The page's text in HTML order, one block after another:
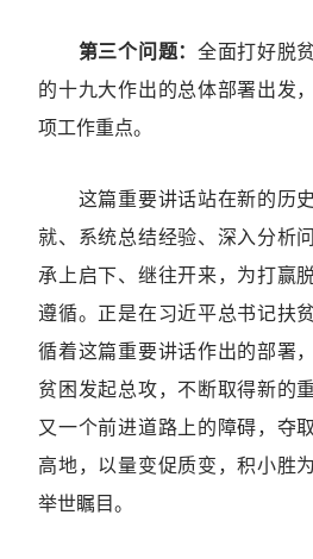
第三个问题： 全面打好脱
的十九大作出的总体部署出发
项工作重点。
这篇重要讲话站在新的历史
就、系统总结经验、深入分析
承上启下、继往开来，为打赢
遵循。正是在习近平总书记扶
循着这篇重要讲话作出的部署
贫困发起总攻，不断取得新的
又一个前进道路上的障碍，夺
高地，以量变促质变，积小胜
举世瞩目。